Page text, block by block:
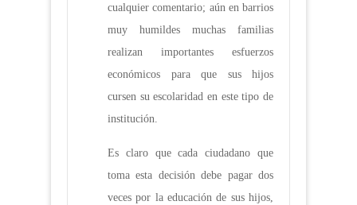
cualquier comentario; aún en barrios
muy humildes muchas familias
realizan importantes esfuerzos
económicos para que sus hijos
cursen su escolaridad en este tipo de
institución.
Es claro que cada ciudadano que
toma esta decisión debe pagar dos
veces por la educación de sus hijos,